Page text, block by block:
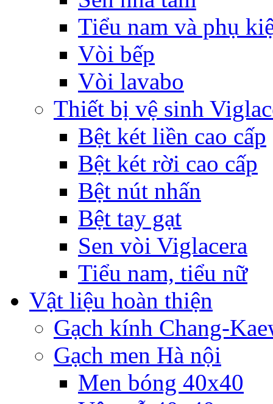
Tiểu nam và phụ
Vòi bếp
Vòi lavabo
Thiết bị vệ sinh
Bệt két liền cao cấp
Bệt két rời cao cấp
Bệt nút nhấn
Bệt tay gạt
Sen vòi Viglacera
Tiểu nam, tiểu nữ
Vật liệu hoàn thiện
Gạch kính Chang-
Gạch men Hà nội
Men bóng 40x40